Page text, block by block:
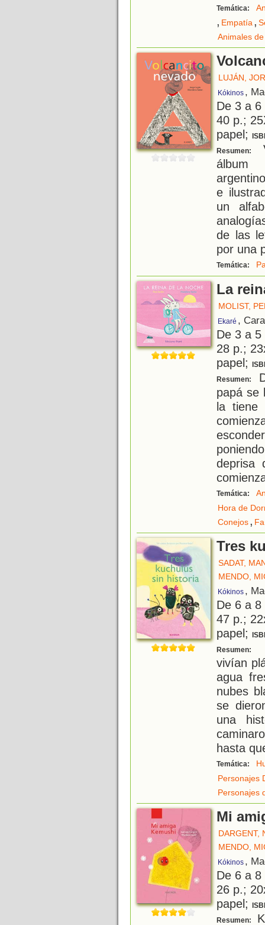
Temática:
, Empatía,
Animales
LUJÁN,
Kókinos ,
De 3 a
40 p.;
papel;
Resumen:
e
un
de las
por una
Temática:
La
MOLIST,
Ekaré ,
De 3 a
28 p.;
papel;
Resumen:
papá se
la tiene
deprisa
Temática:
Hora de
Conejos,
Tres
SADAT,
MENDO,
Kókinos ,
De 6 a
47 p.;
papel;
Resumen:
vivían
agua
nubes
se
una
hasta
Temática:
Personajes
Personajes
Mi
DARGENT,
MENDO,
Kókinos ,
De 6 a
26 p.;
papel;
Resumen: